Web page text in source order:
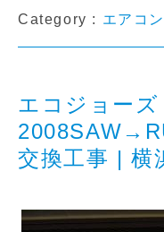
Category : エアコ
エコジョー
交換工事 | 横